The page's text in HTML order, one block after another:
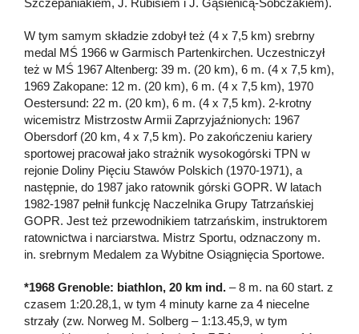
W tym samym składzie zdobył też (4 x 7,5 km) srebrny
medal MŚ 1966 w Garmisch Partenkirchen. Uczestniczył
też w MŚ 1967 Altenberg: 39 m. (20 km), 6 m. (4 x 7,5 km),
1969 Zakopane: 12 m. (20 km), 6 m. (4 x 7,5 km), 1970
Oestersund: 22 m. (20 km), 6 m. (4 x 7,5 km). 2-krotny
wicemistrz Mistrzostw Armii Zaprzyjaźnionych: 1967
Obersdorf (20 km, 4 x 7,5 km). Po zakończeniu kariery
sportowej pracował jako strażnik wysokogórski TPN w
rejonie Doliny Pięciu Stawów Polskich (1970-1971), a
następnie, do 1987 jako ratownik górski GOPR. W latach
1982-1987 pełnił funkcję Naczelnika Grupy Tatrzańskiej
GOPR. Jest też przewodnikiem tatrzańskim, instruktorem
ratownictwa i narciarstwa. Mistrz Sportu, odznaczony m.
in. srebrnym Medalem za Wybitne Osiągnięcia Sportowe.
*1968 Grenoble: biathlon, 20 km ind. – 8 m. na 60 start. z
czasem 1:20.28,1, w tym 4 minuty karne za 4 niecelne
strzały (zw. Norweg M. Solberg – 1:13.45,9, w tym